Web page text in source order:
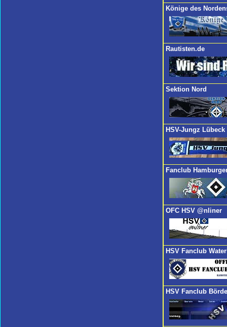
Könige des
Rautisten.de
Sektion Nord
HSV-Jungz Lübeck
Fanclub
OFC HSV @nliner
HSV Fanclub
HSV Fanclub